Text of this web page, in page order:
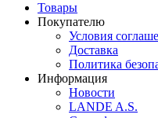
Товары
Покупателю
Условия
Доставка
Политика
Информация
Новости
LANDE A.S.